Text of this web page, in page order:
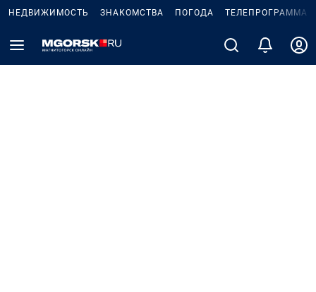
НЕДВИЖИМОСТЬ ЗНАКОМСТВА ПОГОДА ТЕЛЕПРОГРАММА